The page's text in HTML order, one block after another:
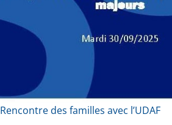
Rencontre des familles avec l’UDAF